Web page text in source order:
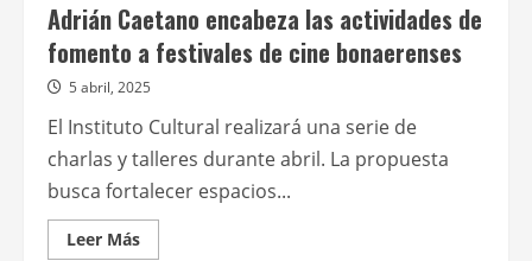
Adrián Caetano encabeza las actividades de
fomento a festivales de cine bonaerenses
5 abril, 2025
El Instituto Cultural realizará una serie de
charlas y talleres durante abril. La propuesta
busca fortalecer espacios...
Leer MásLeer
más